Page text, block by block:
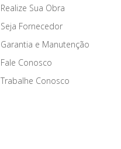
Realize Sua Obra
Seja Fornecedor
Garantia e Manutenção
Fale Conosco
Trabalhe Conosco